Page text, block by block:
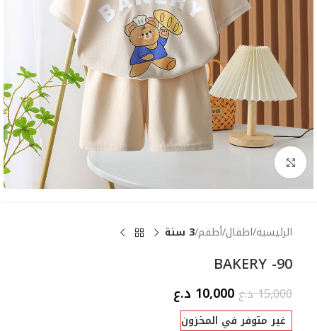
Click to enlarge
الرئيسية اطفالأطقم3 سنة
BAKERY -90
15,000د.ع10,000 د.ع
غير متوفر في المخزون